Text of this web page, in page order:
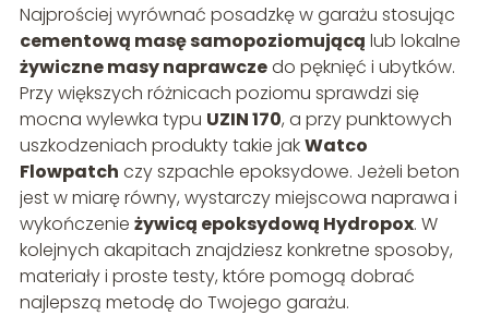
Najprościej wyrównać posadzkę w garażu stosując
cementową masę samopoziomującą lub lokalne
żywiczne masy naprawczedo pęknięć i ubytków.
Przy większych różnicach poziomu sprawdzi się
mocna wylewka typu UZIN 170, a przy punktowych
uszkodzeniach produkty takie jakWatco
Flowpatch czy szpachle epoksydowe. Jeżeli beton
jest w miarę równy, wystarczy miejscowa naprawa i
wykończenie żywicą epoksydową Hydropox. W
kolejnych akapitach znajdziesz konkretne sposoby,
materiały i proste testy, które pomogą dobrać
najlepszą metodę do Twojego garażu.